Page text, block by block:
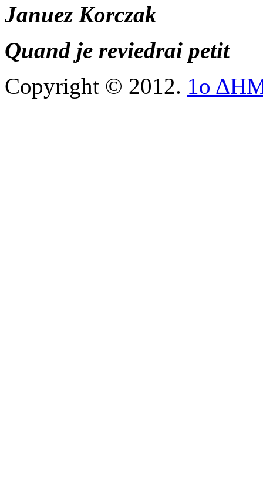
Januez Korczak
Quand je reviedrai petit
Copyright © 2012. 1ο